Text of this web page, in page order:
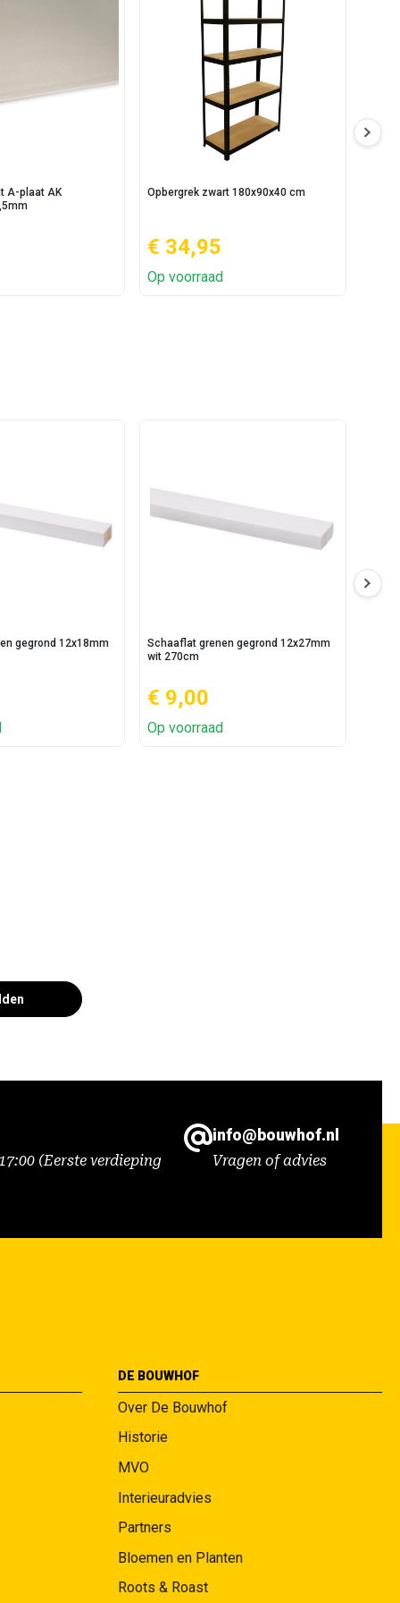
A-plaat AK
Opbergrek zwart 180x90x40 cm
€ 34,95
Op voorraad
gegrond 12x18mm
Schaaflat grenen gegrond 12x27mm
wit 270cm
€ 9,00
Op voorraad
(Eerste verdieping
info@bouwhof.nl
Vragen of advies
DE BOUWHOF
Over De Bouwhof
Historie
MVO
Interieuradvies
Partners
Bloemen en Planten
Roots & Roast